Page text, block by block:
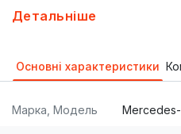
поездок небольшой
эксплуатации.
Детальніше
Основні характеристики
Марка, Модель